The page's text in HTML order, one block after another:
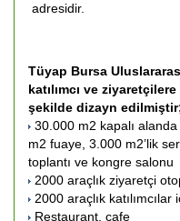
adresidir.
Tüyap Bursa
katılımcı ve
şekilde dizayn
30.000 m2 kapalı
m2 fuaye, 3.000 m2’lik
toplantı ve kongre salonu
2000 araçlık ziyaretçi
2000 araçlık katılımcılar
Restaurant, cafe